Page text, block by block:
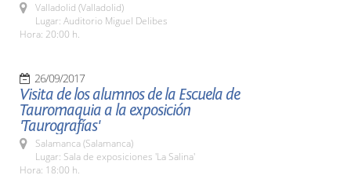
Valladolid (Valladolid)
Lugar: Auditorio Miguel Delibes
Hora: 20:00 h.
26/09/2017
Visita de los alumnos de la Escuela de
Tauromaquia a la exposición
'Taurografías'
Salamanca (Salamanca)
Lugar: Sala de exposiciones 'La Salina'
Hora: 18:00 h.